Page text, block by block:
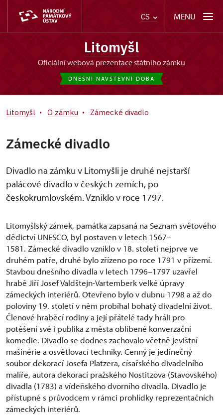
CS MENU
Litomyšl
oficiální webová prezentace státního zámku
DNEŠNÍ NÁVŠTĚVNÍ DOBA
Litomyšl O zámku Zámecké divadlo
Zámecké divadlo
Divadlo na zámku v Litomyšli je druhé nejstarší
palácové divadlo v českých zemích, po
českokrumlovském. Vzniklo v roce 1797.
Litomyšlský zámek, památka zapsaná na Seznam světového
dědictví UNESCO, byl postaven v letech 1567–
1581. Zámecké divadlo vzniklo v 18. století nejprve ve
druhém patře, druhé bylo zřízeno po roce 1791 v přízemí.
Stavbou dnešního divadla v letech 1796–1797 uzavřel
hrabě Jiří Josef Valdštejn-Vartemberk velké úpravy
zámeckých interiérů. Otevřeno bylo v dubnu 1798 a až do
poloviny 19. století v něm probíhal bohatý divadelní život.
Členové hraběcí rodiny a její přátelé tady hráli pro
potěšení své i publika z města oblíbené konverzační
komedie. Divadlo se dodnes zachovalo včetně jevištní
mašinérie a osvětlovací techniky. Cenný je jedinečný
soubor dekorací Josefa Platzera, císařského divadelního
malíře, autora dekorací pražského Nostitzova (Stavovského)
divadla (1783) a vídeňského dvorního divadla. Divadlo je
přístupné s průvodcem v rámci prohlídky reprezentačních
zámeckých interiérů.